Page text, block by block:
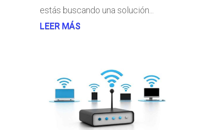
estás buscando una solución...
LEER MÁS